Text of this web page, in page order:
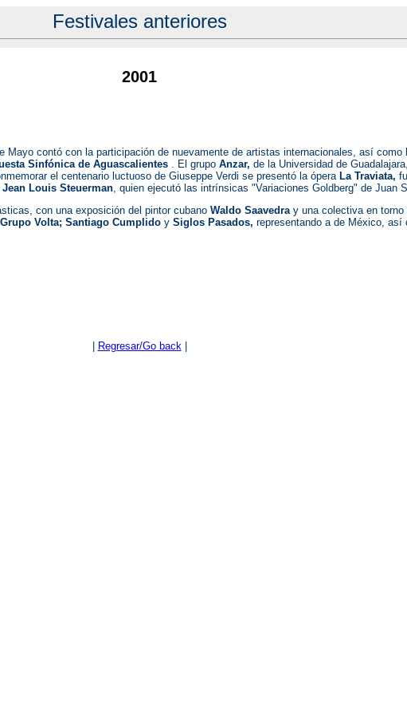
Festivales anteriores
2001
Mayo contó con la participación de nuevamente de artistas internacionales, así como
Sinfónica de Aguascalientes . El grupo Anzar, de la Universidad de
el centenario luctuoso de Giuseppe Verdi se presentó la ópera La Traviata,
Jean Louis Steuerman, quien ejecutó las intrínsicas "Variaciones Goldberg" de Juan
con una exposición del pintor cubano Waldo Saavedra y una colectiva en torno
Grupo Volta; Santiago Cumplido y Siglos Pasados, representando a de México, así
Regresar/Go back|